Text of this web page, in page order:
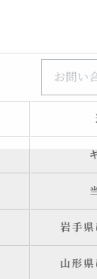
お問い
岩手
山形